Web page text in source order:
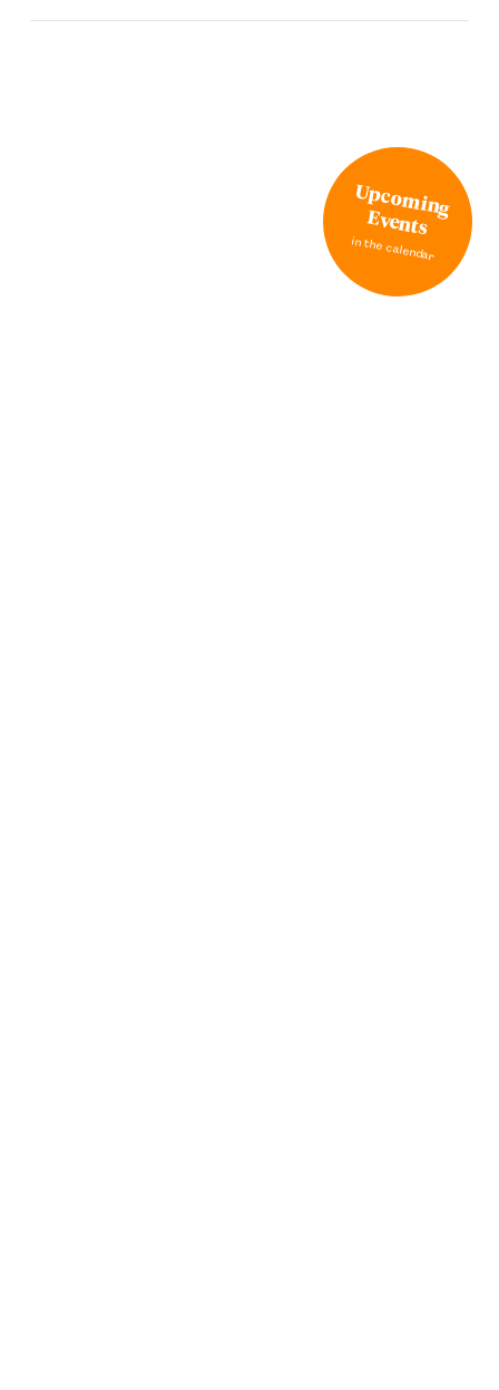
Upcoming
Events
in the calendar